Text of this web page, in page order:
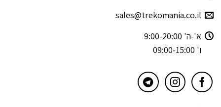
sales@trekomania.co.il
א'-ה' 9:00-20:00
ו' 09:00-15:00